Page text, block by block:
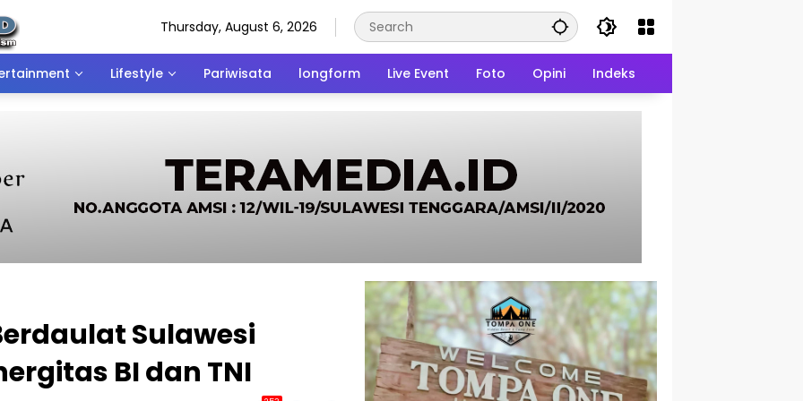
Thursday, August 6, 2026
Lifestyle Pariwisata longform Live Event Foto Opini Indeks
Sulawesi
BI dan TNI